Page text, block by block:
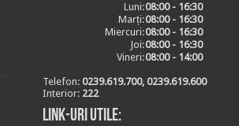
Luni:08:00 - 16:30
Marți:08:00 - 16:30
Miercuri:08:00 - 16:30
Joi:08:00 - 16:30
Vineri:08:00 - 14:00
Telefon: 0239.619.700, 0239.619.600
Interior: 222
Link-uri utile: